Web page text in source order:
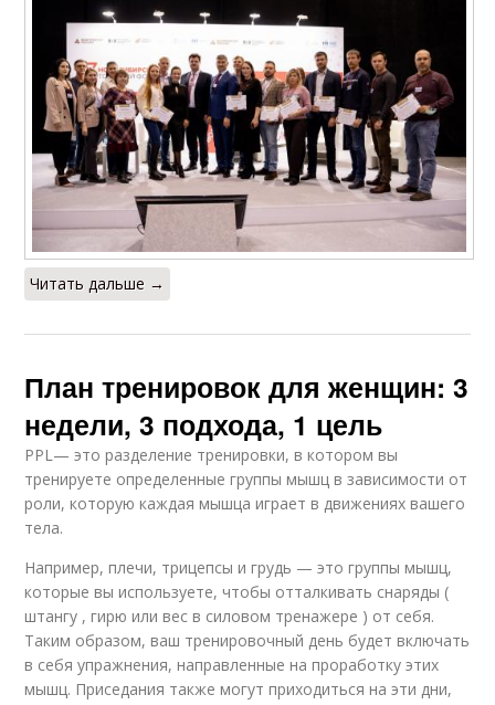
Читать дальше →
План тренировок для женщин: 3
недели, 3 подхода, 1 цель
PPL— это разделение тренировки, в котором вы
тренируете определенные группы мышц в зависимости от
роли, которую каждая мышца играет в движениях вашего
тела.
Например, плечи, трицепсы и грудь — это группы мышц,
которые вы используете, чтобы отталкивать снаряды (
штангу , гирю или вес в силовом тренажере ) от себя.
Таким образом, ваш тренировочный день будет включать
в себя упражнения, направленные на проработку этих
мышц. Приседания также могут приходиться на эти дни,